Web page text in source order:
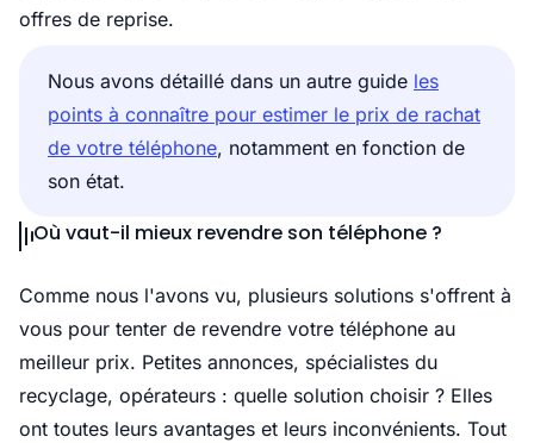
offres de reprise.
Nous avons détaillé dans un autre guide les
points à connaître pour estimer le prix de rachat
de votre téléphone, notamment en fonction de
son état.
Où vaut-il mieux revendre son téléphone ?
Comme nous l'avons vu, plusieurs solutions s'offrent à
vous pour tenter de revendre votre téléphone au
meilleur prix. Petites annonces, spécialistes du
recyclage, opérateurs : quelle solution choisir ? Elles
ont toutes leurs avantages et leurs inconvénients. Tout